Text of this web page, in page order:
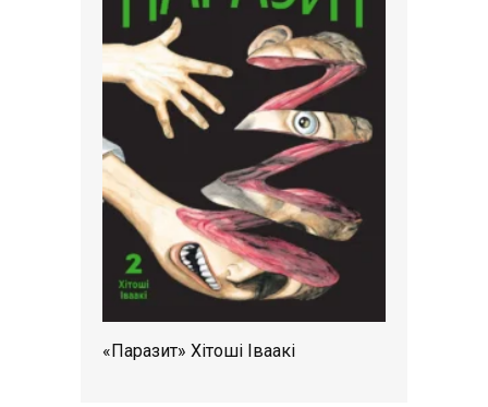
«Паразит» Хітоші Іваакі